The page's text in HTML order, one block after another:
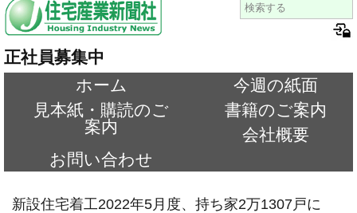
正社員募集中
ホーム
今週の紙面
見本紙・購読のご
案内
書籍のご案内
会社概要
お問い合わせ
新設住宅着工2022年5月度、持ち家2万1307戸に